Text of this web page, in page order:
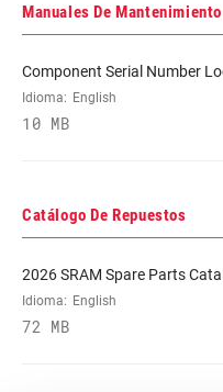
Manuales De Mantenimiento
Component Serial Number
Idioma: English
10 MB
Catálogo De Repuestos
2026 SRAM Spare Parts
Idioma: English
72 MB